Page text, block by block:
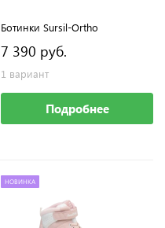
Ботинки Sursil-Ortho
7 390 руб.
1 вариант
Подробнее
НОВИНКА